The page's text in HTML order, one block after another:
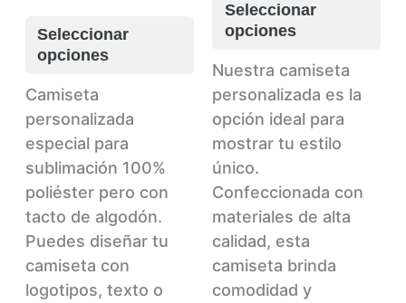
Seleccionar
opciones
Este
producto
tiene
múltiples
variantes.
Las
opciones
pueden
elegir
Camiseta
personalizada
especial para
sublimación 100%
poliéster pero con
tacto de algodón.
Puedes diseñar tu
camiseta con
logotipos, texto o
Seleccionar
opciones
Nuestra camiseta
personalizada es la
opción ideal para
mostrar tu estilo
único.
Confeccionada con
materiales de alta
calidad, esta
camiseta brinda
comodidad y